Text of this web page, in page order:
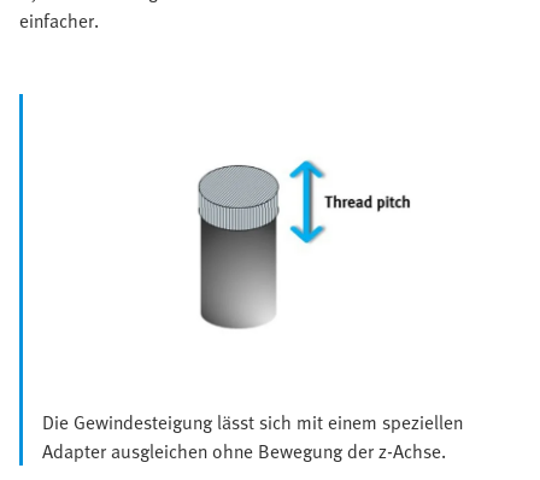
einfacher.
Die Gewindesteigung lässt sich mit einem speziellen
Adapter ausgleichen ohne Bewegung der z-Achse.